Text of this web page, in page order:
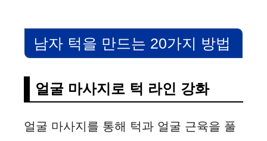
남자 턱을 만드는 20가지 방법
얼굴 마사지로 턱 라인 강화
얼굴 마사지를 통해 턱과 얼굴 근육을 풀